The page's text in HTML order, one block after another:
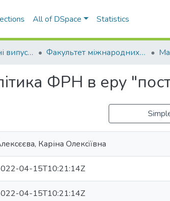
All of DSpace Statistics
01. Кваліфікаційні випускні роботи здобувачів вищої освіти Факультет міжнародних відносин, політології та соціології
ФРН в еру
Каріна Олексїївна
04-15T10:21:14Z
04-15T10:21:14Z